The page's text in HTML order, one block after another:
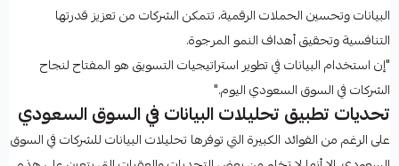
البيانات وتحسين الحملات الرقمية، تتمكن الشركات من تعزيز قدرتها
التنافسية وتحقيق أهداف النمو المرجوة.
"إن استخدام البيانات في تطوير استراتيجيات التسويق هو المفتاح لنجاح
الشركات في السوق السعودي اليوم."
تحديات تطبيق تحليلات البيانات في السوق السعودي
على الرغم من الفوائد الكبيرة التي توفرها تحليلات البيانات للشركات في السوق